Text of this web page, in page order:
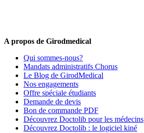
A propos de Girodmedical
Qui sommes-nous?
Mandats administratifs Chorus
Le Blog de GirodMedical
Nos engagements
Offre spéciale étudiants
Demande de devis
Bon de commande PDF
Découvrez Doctolib pour les médecins
Découvrez Doctolib : le logiciel kiné